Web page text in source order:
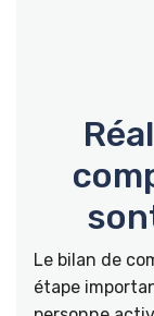
Le bilan de
étape